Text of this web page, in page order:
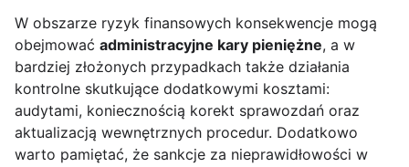
W obszarze ryzyk finansowych konsekwencje mogą
obejmować administracyjne kary pieniężne, a w
bardziej złożonych przypadkach także działania
kontrolne skutkujące dodatkowymi kosztami:
audytami, koniecznością korekt sprawozdań oraz
aktualizacją wewnętrznych procedur. Dodatkowo
warto pamiętać, że sankcje za nieprawidłowości w